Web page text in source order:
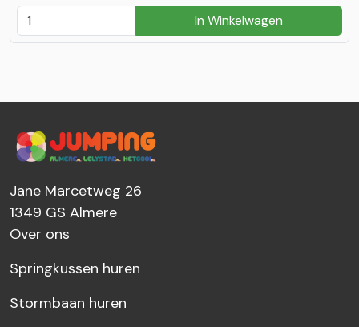
In Winkelwagen
Jane Marcetweg 26
1349 GS Almere
Over ons
Springkussen huren
Stormbaan huren